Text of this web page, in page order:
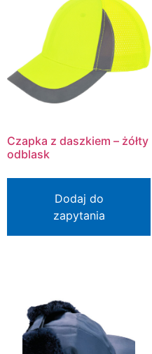
Czapka z daszkiem – żółty
odblask
Dodaj do
zapytania